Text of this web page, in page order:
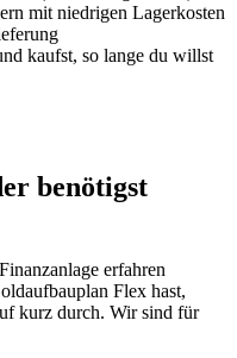
mit niedrigen Lagerkosten
kaufst, so lange du willst
benötigst
erfahren
Flex hast,
kurz durch. Wir sind für